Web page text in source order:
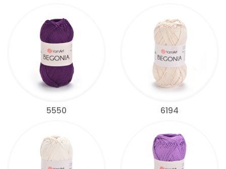
5550 6194